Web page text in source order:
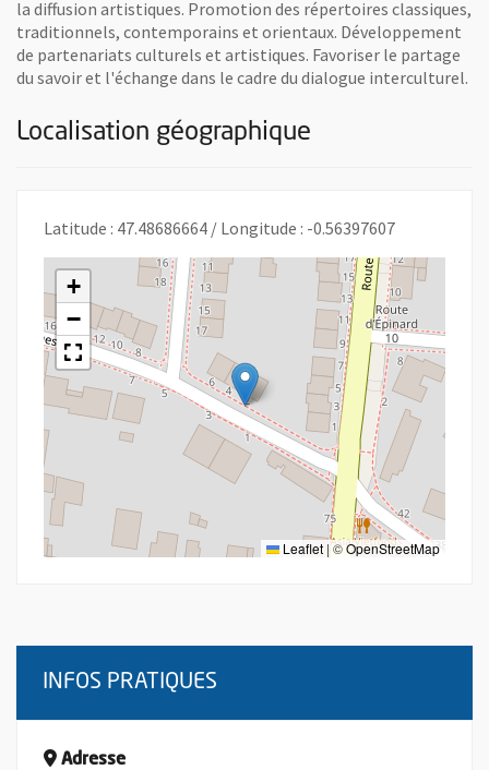
la diffusion artistiques. Promotion des répertoires classiques,
traditionnels, contemporains et orientaux. Développement
de partenariats culturels et artistiques. Favoriser le partage
du savoir et l'échange dans le cadre du dialogue interculturel.
Localisation géographique
Latitude : 47.48686664 / Longitude : -0.56397607
+
−
Leaflet |©OpenStreetMap
INFOS PRATIQUES
Adresse